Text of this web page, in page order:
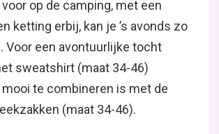
op de camping, met een
ketting erbij, kan je ’s avonds zo
Voor een avontuurlijke tocht
sweatshirt (maat 34-46)
te combineren is met de
(maat 34-46).